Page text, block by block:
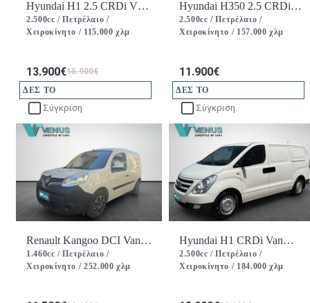
Ανταλλαγή με car δεκτή
Ανταλλαγή με μοτο
Ατρακάριστο
Βιβλίο service
Εγγύηση
Εισαγωγής
Ελληνικής Αντιπροσωπίας
Ηλεκτρικοί καθρέφτες
Κεντρικό κλείδωμα
Κλιματισμός (A/C)
Κλιματισμός αυτόματος
Πλευρικοί αερόσακοι
Προβολείς ομίχλης
Με χρήση "Viva Wallet"
Hyundai H1 2.5 CRDi Van
Diesel Grey 2016
2.500cc /Πετρέλαιο /
Χειροκίνητο / 115.000 χλμ
13.900€15.900€
ΔΕΣ ΤΟ
Σύγκριση
Hyundai H350 2.5 CRDi
Van Diesel L3H2 2015
2.500cc /Πετρέλαιο /
Χειροκίνητο / 157.000 χλμ
11.900€
ΔΕΣ ΤΟ
Σύγκριση
Renault Kangoo DCI Van
Diesel 2014
1.460cc /Πετρέλαιο /
Χειροκίνητο / 252.000 χλμ
Hyundai H1 CRDi Van
Diesel 2016
2.500cc /Πετρέλαιο /
Χειροκίνητο / 184.000 χλμ